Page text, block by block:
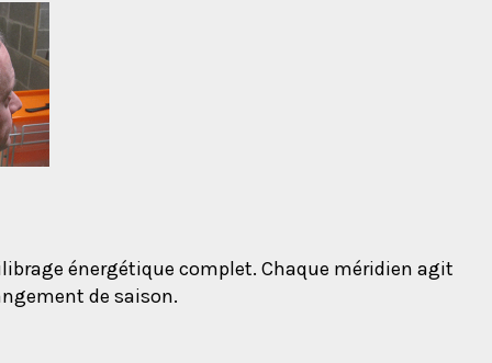
énergétique complet. Chaque méridien agit
de saison.